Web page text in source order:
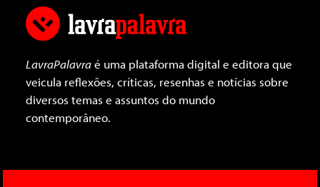
LavraPalavraé uma plataforma digital e editora que
veicula reflexões, críticas, resenhas e notícias sobre
diversos temas e assuntos do mundo
contemporâneo.